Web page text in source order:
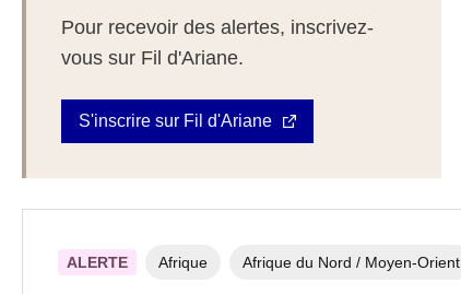
Pour recevoir des alertes, inscrivez-
vous sur Fil d'Ariane.
S'inscrire sur Fil d'Ariane
ALERTE Afrique Afrique du Nord / Moyen-Orient